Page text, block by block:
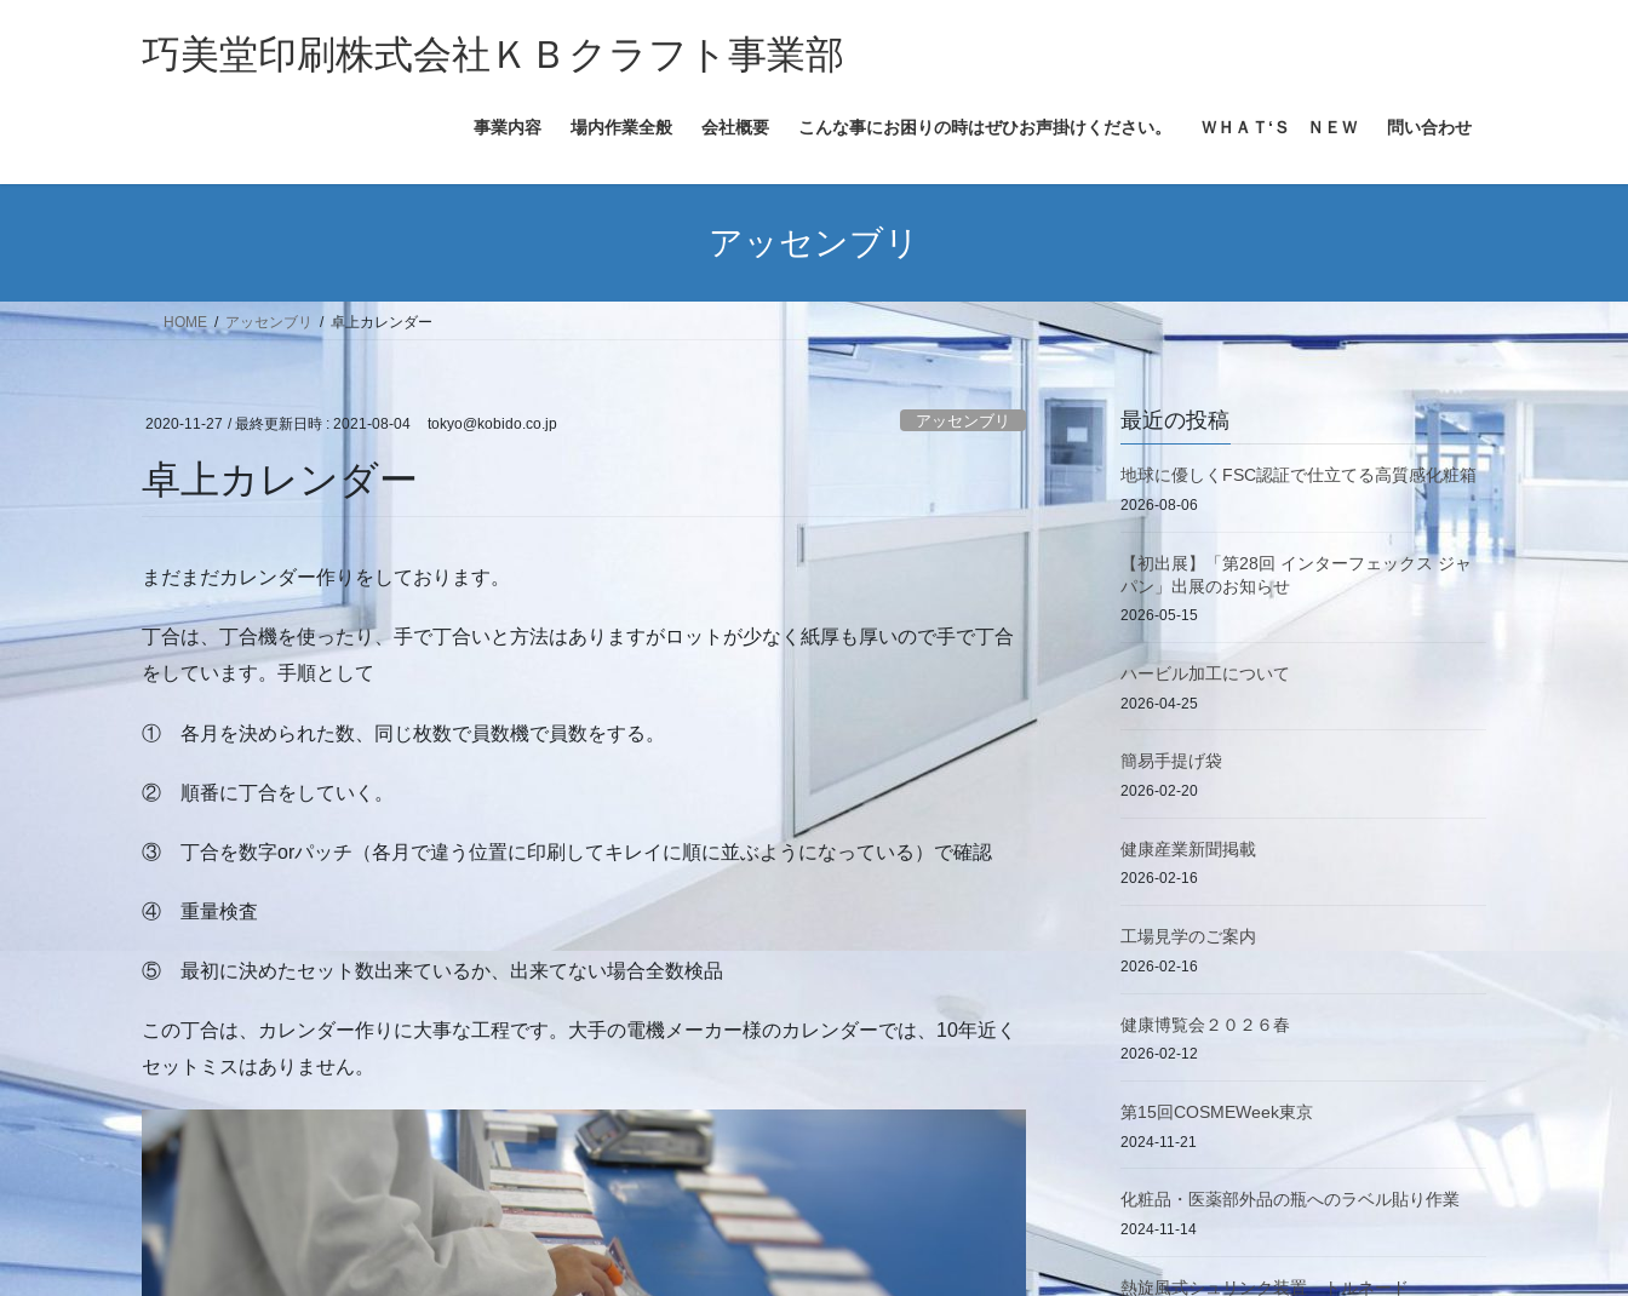
ス
ン
巧美堂印刷株式会社ＫＢクラフト事業部
事業内容 場内作業全般 会社概要 こんな事にお困りの時はぜひお声掛けください。 ＷＨＡＴ‘Ｓ ＮＥＷ 問い合わせ
アッセンブリ
HOME アッセンブリ 卓上カレンダー
2020-11-27 / 最終更新日時 : 2021-08-04 tokyo@kobido.co.jp アッセンブリ
卓上カレンダー
まだまだカレンダー作りをしております。
丁合は、丁合機を使ったり、手で丁合いと方法はありますがロットが少なく紙厚も厚いので手で丁合
をしています。手順として
① 各月を決められた数、同じ枚数で員数機で員数をする。
② 順番に丁合をしていく。
③ 丁合を数字orパッチ（各月で違う位置に印刷してキレイに順に並ぶようになっている）で確認
④ 重量検査
⑤ 最初に決めたセット数出来ているか、出来てない場合全数検品
この丁合は、カレンダー作りに大事な工程です。大手の電機メーカー様のカレンダーでは、10年近く
セットミスはありません。
最近の投稿
地球に優しくFSC認証で仕立てる高質感化粧箱
2026-08-06
【初出展】「第28回 インターフェックス ジャ
パン」出展のお知らせ
2026-05-15
ハービル加工について
2026-04-25
簡易手提げ袋
2026-02-20
健康産業新聞掲載
2026-02-16
工場見学のご案内
2026-02-16
健康博覧会２０２６春
2026-02-12
第15回COSMEWeek東京
2024-11-21
化粧品・医薬部外品の瓶へのラベル貼り作業
2024-11-14
熱旋風式シュリンク装置 トルネード